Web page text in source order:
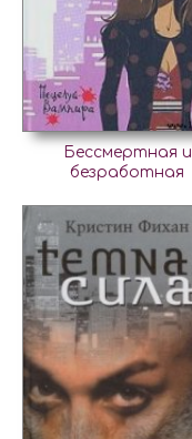
Бессмертная и
безработная